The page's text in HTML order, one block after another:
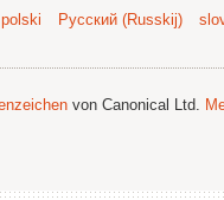
polski Русский (Russkij)
von Canonical Ltd.